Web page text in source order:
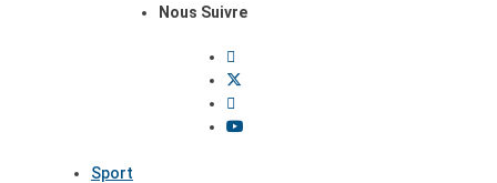
Nous Suivre
Sport